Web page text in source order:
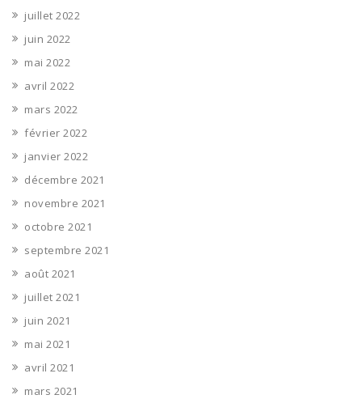
juillet 2022
juin 2022
mai 2022
avril 2022
mars 2022
février 2022
janvier 2022
décembre 2021
novembre 2021
octobre 2021
septembre 2021
août 2021
juillet 2021
juin 2021
mai 2021
avril 2021
mars 2021